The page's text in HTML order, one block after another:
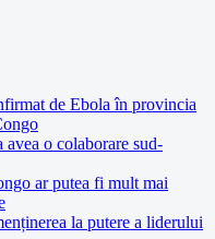
de Ebola în provincia
o colaborare sud-
ar putea fi mult mai
la putere a liderului